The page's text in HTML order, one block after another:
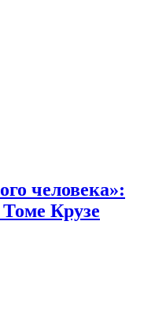
человека»:
Крузе